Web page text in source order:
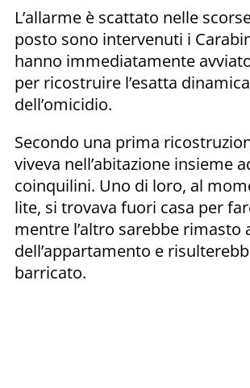
L’allarme è scattato nelle
posto sono intervenuti i
hanno immediatamente
per ricostruire l’esatta dinamica
dell’omicidio.
Secondo una prima
viveva nell’abitazione insieme
coinquilini. Uno di loro, al
lite, si trovava fuori casa per
mentre l’altro sarebbe rimasto
dell’appartamento e
barricato.